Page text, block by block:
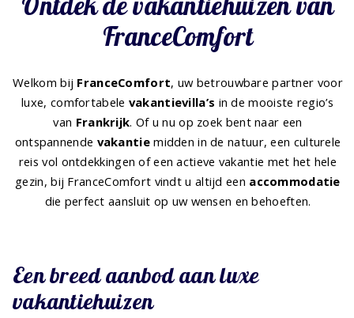
FranceComfort
Welkom bij FranceComfort, uw betrouwbare partner voor
luxe, comfortabele vakantievilla’s in de mooiste regio’s
van Frankrijk. Of u nu op zoek bent naar een
ontspannende vakantiemidden in de natuur, een culturele
reis vol ontdekkingen of een actieve vakantie met het hele
gezin, bij FranceComfort vindt u altijd een accommodatie
die perfect aansluit op uw wensen en behoeften.
Een breed aanbod aan luxe
vakantiehuizen